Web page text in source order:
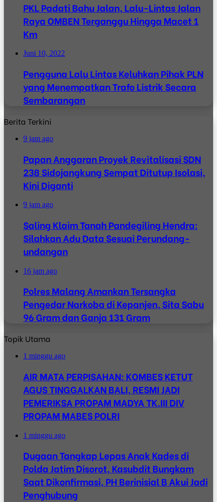
PKL Padati Bahu Jalan, Lalu-Lintas Jalan
Raya OMBEN Terganggu Hingga Macet 1
Km
Juni 10, 2022
Pengguna Lalu Lintas Keluhkan Pihak PLN
yang Menempatkan Trafo Listrik Secara
Sembarangan
Berita Terkini
9 jam ago
Papan Anggaran Proyek Revitalisasi SDN
238 Sidojangkung Sempat Ditutup Isolasi,
Kini Diganti
9 jam ago
Saling Klaim Tanah Pandegiling Hendra:
Silahkan Adu Data Sesuai Perundang-
undangan
16 jam ago
Polres Malang Amankan Tersangka
Pengedar Narkoba di Kepanjen, Sita Sabu
96 Gram dan Ganja 131 Gram
Topik Utama
1 minggu ago
AIR MATA PERPISAHAN: KOMBES KETUT
AGUS TINGGALKAN BALI, RESMI JADI
PEMERIKSA PROPAM MADYA TK.III DIV
PROPAM MABES POLRI
1 minggu ago
Dugaan Tangkap Lepas Anak Kades di
Polda Jatim Disorot, Kasubdit Bungkam
Saat Dikonfirmasi, PH Berinisial B Akui Jadi
Penghubung